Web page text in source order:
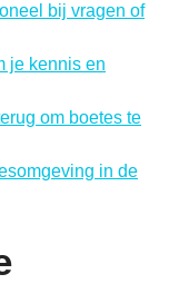
bij vragen of
je kennis en
om boetes te
in de